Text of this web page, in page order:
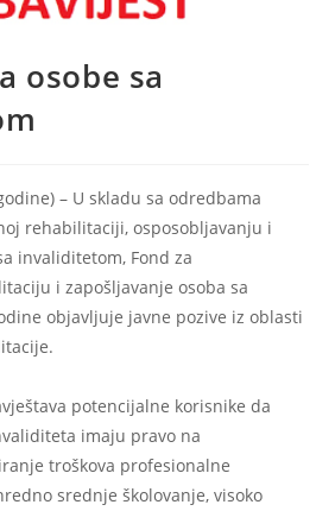
osobe sa
– U skladu sa odredbama
rehabilitaciji, osposobljavanju i
invaliditetom, Fond za
i zapošljavanje osoba sa
objavljuje javne pozive iz oblasti
potencijalne korisnike da
imaju pravo na
troškova profesionalne
srednje školovanje, visoko